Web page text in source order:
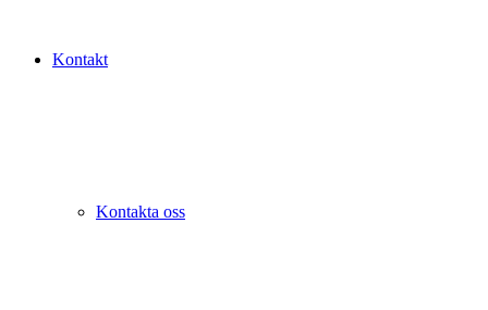
Kontakt
Kontakta oss